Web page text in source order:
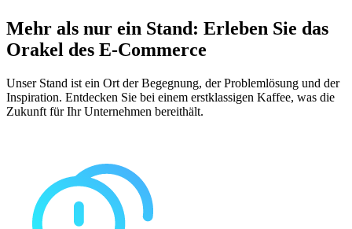
Mehr als nur ein Stand: Erleben Sie das
Orakel des E-Commerce
Unser Stand ist ein Ort der Begegnung, der Problemlösung und der
Inspiration. Entdecken Sie bei einem erstklassigen Kaffee, was die
Zukunft für Ihr Unternehmen bereithält.